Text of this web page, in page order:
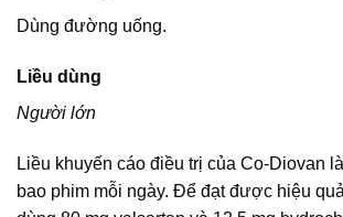
Dùng đường uống.
Liều dùng
Người lớn
Liều khuyến cáo điều trị của Co-Diovan
bao phim mỗi ngày. Để đạt được hiệu